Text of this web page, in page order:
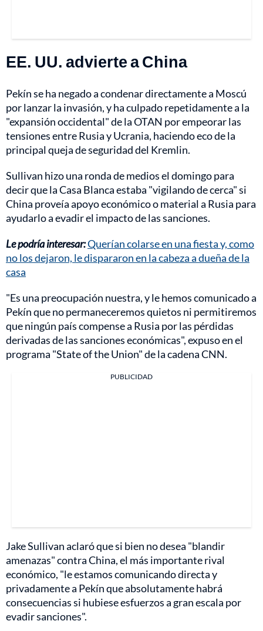
EE. UU. advierte a China
Pekín se ha negado a condenar directamente a Moscú
por lanzar la invasión, y ha culpado repetidamente a la
"expansión occidental" de la OTAN por empeorar las
tensiones entre Rusia y Ucrania, haciendo eco de la
principal queja de seguridad del Kremlin.
Sullivan hizo una ronda de medios el domingo para
decir que la Casa Blanca estaba "vigilando de cerca" si
China proveía apoyo económico o material a Rusia para
ayudarlo a evadir el impacto de las sanciones.
Le podría interesar:Querían colarse en una fiesta y, como
no los dejaron, le dispararon en la cabeza a dueña de la
casa
"Es una preocupación nuestra, y le hemos comunicado a
Pekín que no permaneceremos quietos ni permitiremos
que ningún país compense a Rusia por las pérdidas
derivadas de las sanciones económicas", expuso en el
programa "State of the Union" de la cadena CNN.
PUBLICIDAD
Jake Sullivan aclaró que si bien no desea "blandir
amenazas" contra China, el más importante rival
económico, "le estamos comunicando directa y
privadamente a Pekín que absolutamente habrá
consecuencias si hubiese esfuerzos a gran escala por
evadir sanciones".